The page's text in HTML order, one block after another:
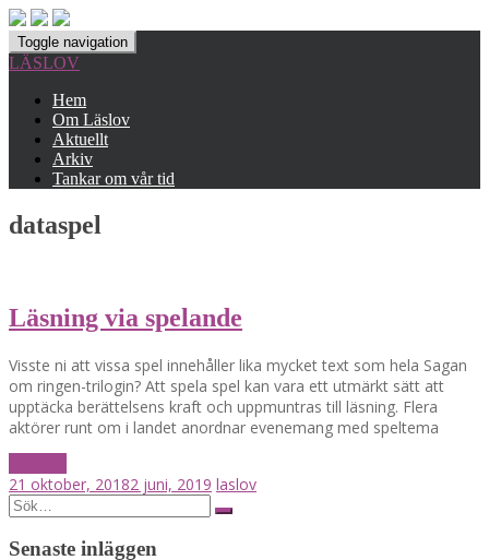
Toggle navigation
LÄSLOV
Hem
Om Läslov
Aktuellt
Arkiv
Tankar om vår tid
dataspel
Läsning via spelande
Visste ni att vissa spel innehåller lika mycket text som hela Sagan
om ringen-trilogin? Att spela spel kan vara ett utmärkt sätt att
upptäcka berättelsens kraft och uppmuntras till läsning. Flera
aktörer runt om i landet anordnar evenemang med speltema
21 oktober, 20182 juni, 2019 laslov
Posts
Search
for:
Senaste inläggen